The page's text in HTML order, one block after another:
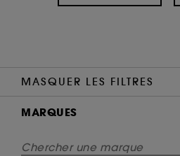
MASQUER LES FILTRES
MARQUES